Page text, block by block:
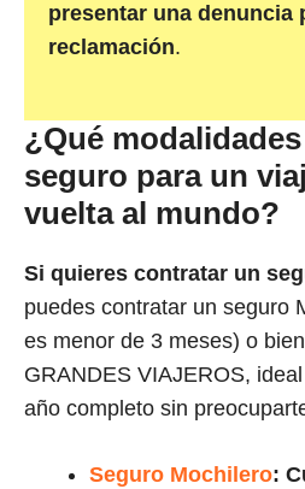
presentar una denuncia
reclamación.
¿Qué
seguro para un
vuelta al mundo?
Si quieres contratar un
puedes contratar un seguro
es menor de 3 meses) o
GRANDES VIAJEROS,
año completo sin
Seguro Mochilero: